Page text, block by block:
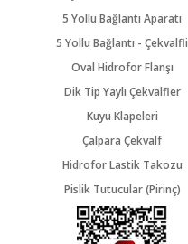
5 Yollu Bağlantı Aparatı
5 Yollu Bağlantı - Çekvalfli
Oval Hidrofor Flanşı
Dik Tip Yaylı Çekvalfler
Kuyu Klapeleri
Çalpara Çekvalf
Hidrofor Lastik Takozu
Pislik Tutucular (Pirinç)